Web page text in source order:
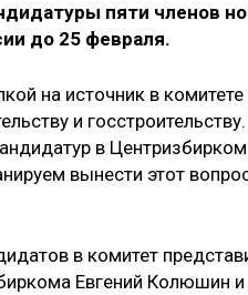
пяти членов
до 25 февраля.
на источник в
и
в
вынести этот
в комитет
Евгений Колюшин